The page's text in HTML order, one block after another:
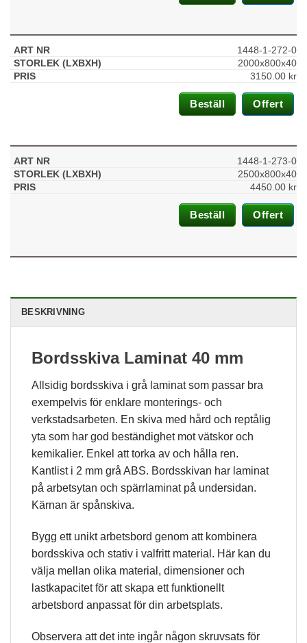
1448-1-272-0
2000x800x40
3150.00 kr
Beställ Offert
1448-1-273-0
2500x800x40
4450.00 kr
Beställ Offert
BESKRIVNING
Bordsskiva Laminat 40 mm
Allsidig bordsskiva i grå laminat som passar bra
exempelvis för enklare monterings- och
verkstadsarbeten. En skiva med hård och reptålig
yta som har god beständighet mot vätskor och
kemikalier. Enkel att torka av och hålla ren.
Kantlist i 2 mm grå ABS. Bordsskivan har laminat
på arbetsytan och spärrlaminat på undersidan.
Kärnan är spånskiva.
Bygg ett unikt arbetsbord genom att kombinera
bordsskiva och stativ i valfritt material. Här kan du
välja mellan olika material, dimensioner och
lastkapacitet för att skapa ett funktionellt
arbetsbord anpassat för din arbetsplats.
Observera att det inte ingår någon skruvsats för
kommer viss
funktionalitet
att försvinna
Marknadsföring
Genom att dela
med dig av dina
intressen och ditt
innehåll och